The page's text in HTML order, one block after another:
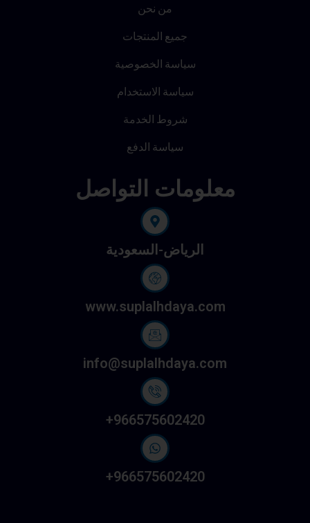
من نحن
جميع المنتجات
سياسة الخصوصية
سياسة الاستخدام
شروط الخدمة
سياسة الدفع
معلومات التواصل
الرياض-السعودية
www.suplalhdaya.com
info@suplalhdaya.com
966575602420+
966575602420+